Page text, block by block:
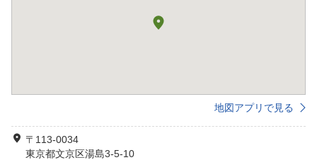
地図アプリで見る
〒113-0034
東京都文京区湯島3-5-10